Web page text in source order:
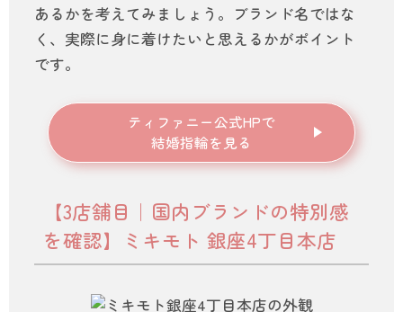
あるかを考えてみましょう。ブランド名ではな
く、実際に身に着けたいと思えるかがポイント
です。
ティファニー公式HPで
結婚指輪を見る
【3店舗目｜国内ブランドの特別感
を確認】ミキモト 銀座4丁目本店